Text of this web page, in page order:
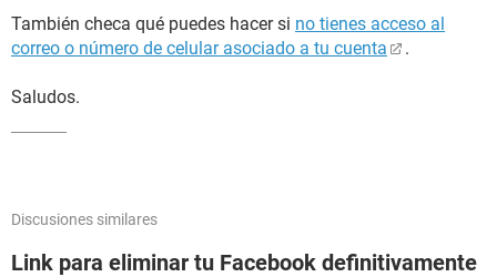
También checa qué puedes hacer si no tienes acceso al
correo o número de celular asociado a tu cuenta
.
Saludos.
Discusiones similares
Link para eliminar tu Facebook definitivamente